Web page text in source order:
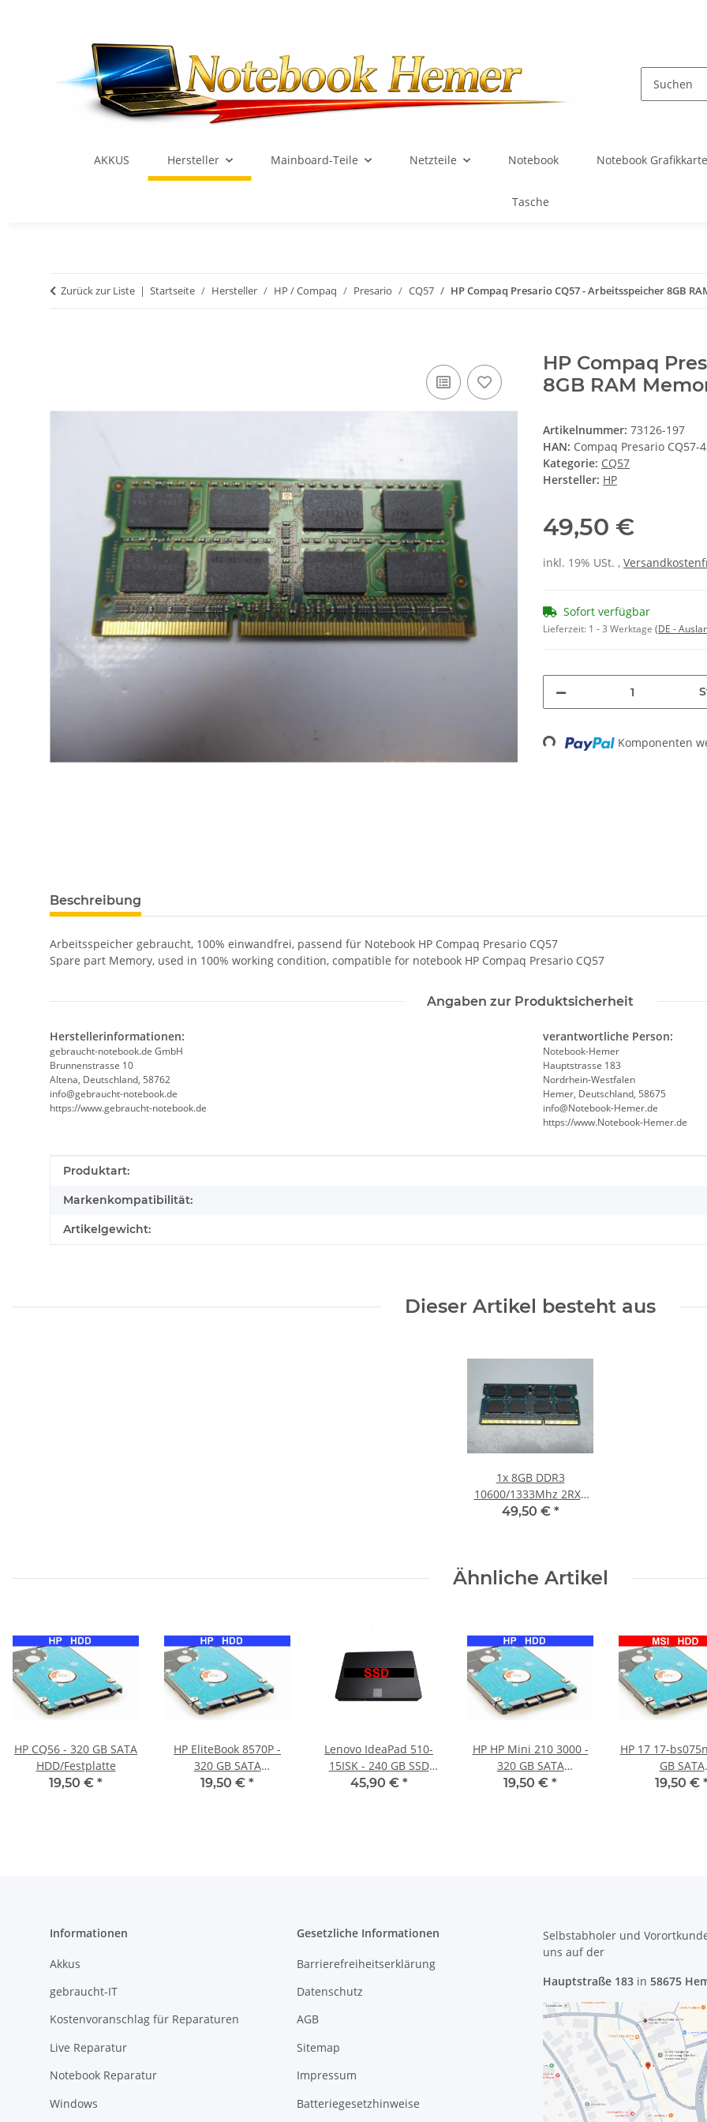
AKKUS Hersteller Mainboard-Teile Netzteile Notebook Notebook
Tasche
Zurück zur Liste Startseite Hersteller HP / Compaq Presario CQ57 HP Compaq Presario CQ57 - Arbeitsspeicher 8GB
HP Compaq
8GB RAM
Artikelnummer: 73126-197
HAN: Compaq Presario CQ57-
Kategorie: CQ57
Hersteller: HP
49,50 €
inkl. 19% USt. ,
Sofort verfügbar
Lieferzeit: 1 - 3 Werktage (DE -
Loading... Komponenten
Beschreibung
Arbeitsspeicher gebraucht, 100% einwandfrei, passend für Notebook HP Compaq Presario CQ57
Spare part Memory, used in 100% working condition, compatible for notebook HP Compaq Presario CQ57
Angaben zur Produktsicherheit
Herstellerinformationen:
gebraucht-notebook.de GmbH
Brunnenstrasse 10
Altena, Deutschland, 58762
info@gebraucht-notebook.de
https://www.gebraucht-notebook.de
verantwortliche Person:
Notebook-Hemer
Hauptstrasse 183
Nordrhein-Westfalen
Hemer, Deutschland, 58675
info@Notebook-Hemer.de
https://www.Notebook-Hemer.de
Produkteigenschaft
Wert
Produktart:
Markenkompatibilität:
Artikelgewicht:
Dieser Artikel besteht aus
1x 8GB DDR3
10600/1333Mhz 2RX8
Notebook SO-DIMM
49,50 € *
Ähnliche Artikel
HP CQ56 - 320 GB SATA
HDD/Festplatte
19,50 € *
HP EliteBook 8570P -
320 GB SATA
HDD/Festplatte
19,50 € *
Lenovo IdeaPad 510-
15ISK - 240 GB SSD
SATA Festplatte
45,90 € *
HP HP Mini 210 3000 -
320 GB SATA
HDD/Festplatte
19,50 € *
HP 17 17-
GB SATA
HDD/
19,50 €
Informationen
Akkus
gebraucht-IT
Kostenvoranschlag für Reparaturen
Live Reparatur
Notebook Reparatur
Windows
Gesetzliche Informationen
Barrierefreiheitserklärung
Datenschutz
AGB
Sitemap
Impressum
Batteriegesetzhinweise
Selbstabholer und
uns auf der
Hauptstraße 183 in 58675